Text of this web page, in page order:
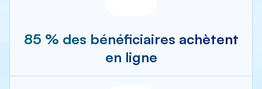
85 % des bénéficiaires achètent
en ligne